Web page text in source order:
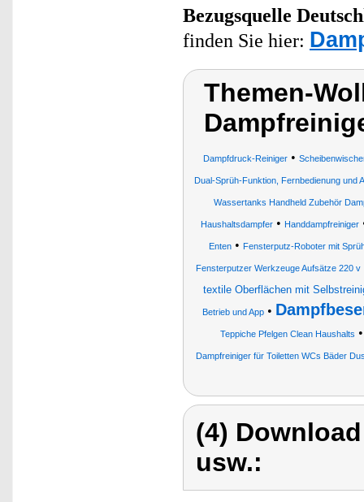
Bezugsquelle
finden Sie hier:
Themen-
Dampfdruck-Reiniger •
Dual-Sprüh-Funktion, Fernbedienung und
Wassertanks Handheld Zubehör
Haushaltsdampfer• Handdampfreiniger
Enten • Fensterputz-Roboter mit
Fensterputzer Werkzeuge Aufsätze 220 v
textile Oberflächen mit
Betrieb und App•
Teppiche Pfelgen Clean Haushalts
Dampfreiniger für Toiletten WCs Bäder
(4)
usw.: